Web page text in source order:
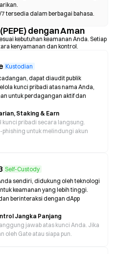
tersedia dalam berbagai bahasa.
dengan Aman
kebutuhan keamanan Anda. Setiap
kenyamanan dan kontrol.
Kustodian
dapat diaudit publik
kunci pribadi atas nama Anda,
untuk perdagangan aktif dan
Staking & Earn
pribadi secara langsung.
phishing untuk melindungi akun
Self-Custody
sendiri, didukung oleh teknologi
keamanan yang lebih tinggi.
berinteraksi dengan dApp
Jangka Panjang
jawab atas kunci Anda. Jika
oleh Gate atau siapa pun.